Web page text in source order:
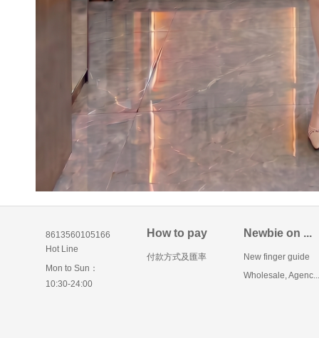
8613560105166
Hot Line
Mon to Sun：
10:30-24:00
How to pay
付款方式及匯率
Newbie on ...
New finger guide
Wholesale, Agenc...